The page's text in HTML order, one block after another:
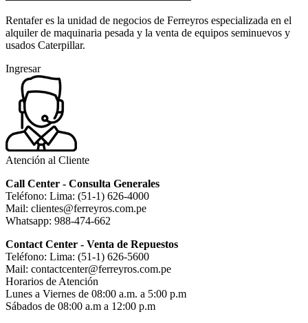
Rentafer es la unidad de negocios de Ferreyros especializada en el
alquiler de maquinaria pesada y la venta de equipos seminuevos y
usados Caterpillar.
Ingresar
Atención al Cliente
Call Center - Consulta Generales
Teléfono: Lima: (51-1) 626-4000
Mail: clientes@ferreyros.com.pe
Whatsapp: 988-474-662
Contact Center - Venta de Repuestos
Teléfono: Lima: (51-1) 626-5600
Mail: contactcenter@ferreyros.com.pe
Horarios de Atención
Lunes a Viernes de 08:00 a.m. a 5:00 p.m
Sábados de 08:00 a.m a 12:00 p.m